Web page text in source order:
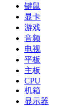
键鼠
显卡
游戏
音频
电视
平板
主板
CPU
机箱
显示器